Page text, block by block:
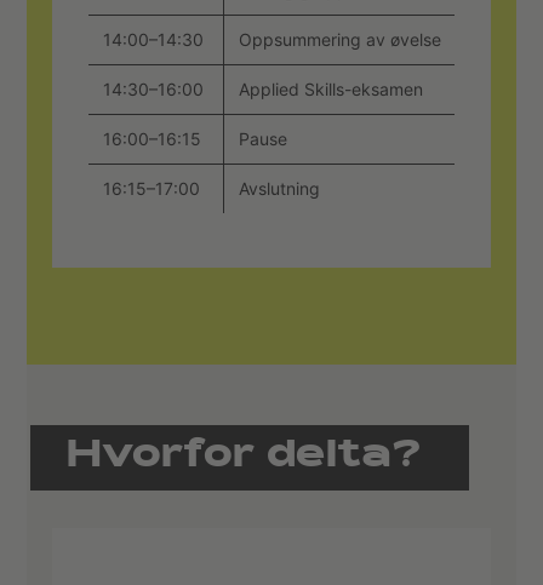
14:00–14:30 Oppsummering av øvelse
14:30–16:00 Applied Skills-eksamen
16:00–16:15 Pause
16:15–17:00 Avslutning
Hvorfor delta?